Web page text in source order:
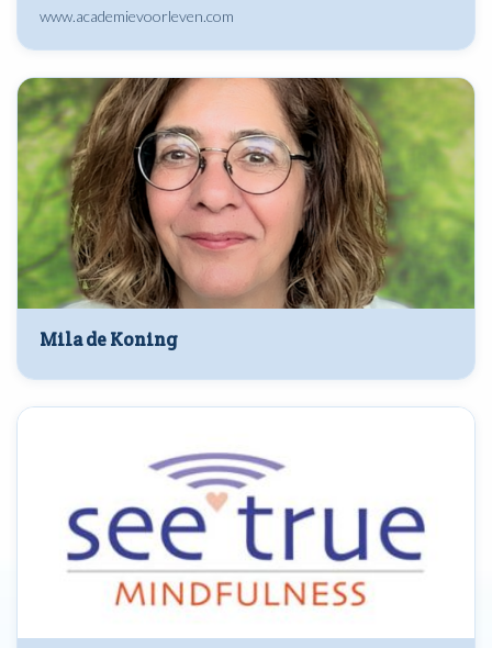
www.academievoorleven.com
Mila de Koning